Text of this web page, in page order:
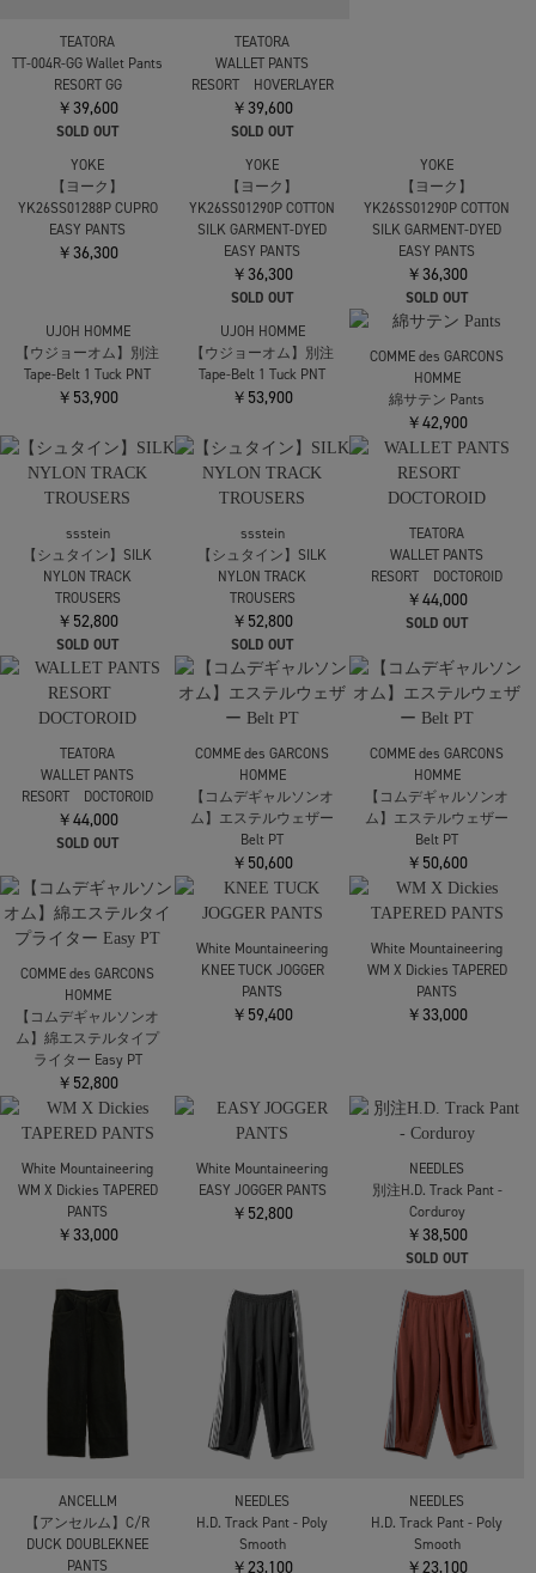
TEATORA
TT-004R-GG Wallet Pants
RESORT GG
￥39,600
SOLD OUT
TEATORA
WALLET PANTS
RESORT HOVERLAYER
￥39,600
SOLD OUT
YOKE
【ヨーク】
EASY PANTS
￥36,300
YOKE
【ヨーク】
SILK GARMENT-DYED
EASY PANTS
￥36,300
SOLD OUT
YOKE
【ヨーク】
YK26SS01290P COTTON
SILK GARMENT-DYED
￥36,300
SOLD OUT
UJOH HOMME
【ウジョーオム】別注
Tape-Belt 1 Tuck PNT
￥53,900
UJOH HOMME
【ウジョーオム】別注
Tape-Belt 1 Tuck PNT
￥53,900
COMME des GARCONS
HOMME
綿サテン Pants
￥42,900
ssstein
NYLON TRACK
TROUSERS
￥52,800
【シュタイン】SILK
NYLON TRACK
TROUSERS
￥52,800
SOLD OUT
WALLET PANTS
RESORT DOCTOROID
￥44,000
SOLD OUT
TEATORA
RESORT DOCTOROID
￥44,000
SOLD OUT
COMME des GARCONS
【コムデギャルソンオ
ム】エステルウェザー
Belt PT
COMME des GARCONS
【コムデギャルソンオ
ム】エステルウェザー
Belt PT
￥50,600
COMME des GARCONS
【コムデギャルソンオ
ライター Easy PT
￥52,800
White Mountaineering
KNEE TUCK JOGGER
White Mountaineering
WM X Dickies TAPERED
PANTS
￥33,000
White Mountaineering
WM X Dickies TAPERED
White Mountaineering
EASY JOGGER PANTS
NEEDLES
別注H.D. Track Pant -